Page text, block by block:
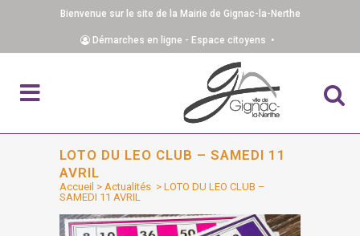
Bienvenue sur le site de la Mairie de Gignac-la-Nerthe
Démarches en ligne - Espace citoyens •
LOTO DU LEO CLUB – SAMEDI 11
AVRIL
Accueil > Actualités > LOTO DU LEO CLUB –
SAMEDI 11 AVRIL